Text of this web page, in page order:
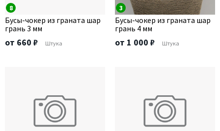
8
Бусы-чокер из граната шар
грань 3 мм
от 660 ₽ Штука
3
Бусы-чокер из граната шар
грань 4 мм
от 1 000 ₽ Штука